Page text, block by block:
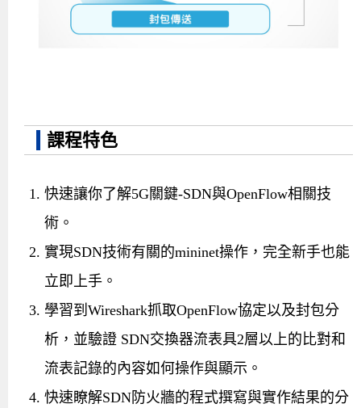
課程特色
快速讓你了解5G關鍵-SDN與OpenFlow相關技
術。
實現SDN技術有關的mininet操作，完全新手也能
立即上手。
學習到Wireshark抓取OpenFlow協定以及封包分
析，並驗證 SDN交換器流表具2層以上的比對和
流表記錄的內容如何操作與顯示。
快速瞭解SDN防火牆的程式撰寫與實作結果的分